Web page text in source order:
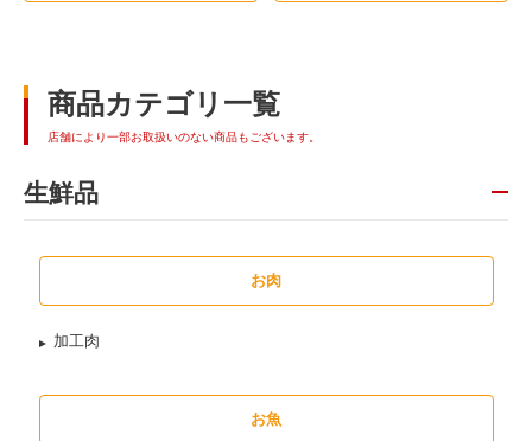
商品カテゴリ一覧
店舗により一部お取扱いのない商品もございます。
生鮮品
お肉
加工肉
お魚